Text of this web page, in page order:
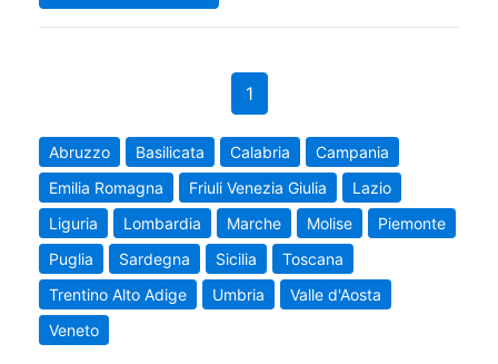
1
Abruzzo Basilicata Calabria
Campania
Emilia Romagna
Friuli Venezia Giulia
Lazio
Liguria
Lombardia Marche Molise
Piemonte
Puglia
Sardegna Sicilia
Toscana
Trentino Alto Adige
Umbria
Valle d'Aosta
Veneto